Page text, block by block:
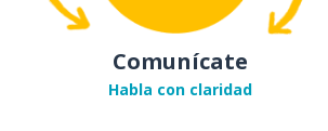
Comunícate
Habla con claridad